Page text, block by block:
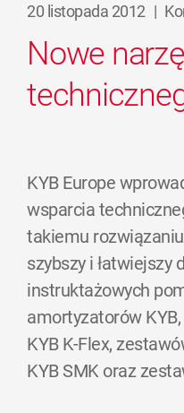
20 listopada 2012 |
Nowe
KYB Europe
wsparcia
takiemu
szybszy i łatwiejszy
instruktażowych
amortyzatorów
KYB K-Flex,
KYB SMK oraz